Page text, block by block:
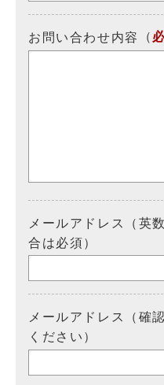
お問い合わせ内容 （
メールアドレス（英
合は必須）
メールアドレス（確
ください）